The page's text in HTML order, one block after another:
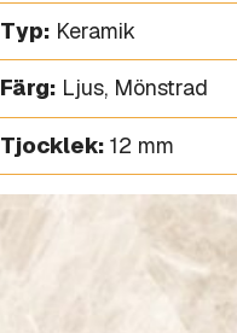
Typ: Keramik
Färg: Ljus, Mönstrad
Tjocklek: 12 mm